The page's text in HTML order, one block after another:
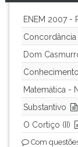
ENEM 2007 -
Concordância
Dom
Matemática -
Substantivo
O Cortiço (II)
Com